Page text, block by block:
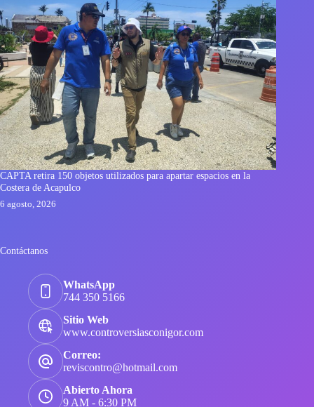
CAPTA retira 150 objetos utilizados para apartar espacios en la
Costera de Acapulco
6 agosto, 2026
Contáctanos
WhatsApp
744 350 5166
Sitio Web
www.controversiasconigor.com
Correo:
reviscontro@hotmail.com
Abierto Ahora
9 AM - 6:30 PM